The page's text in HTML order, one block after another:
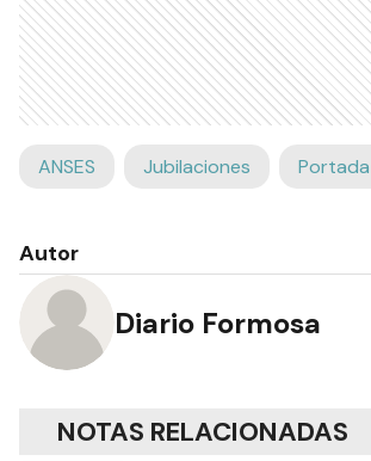
ANSES Jubilaciones Portada
Autor
Diario Formosa
NOTAS RELACIONADAS